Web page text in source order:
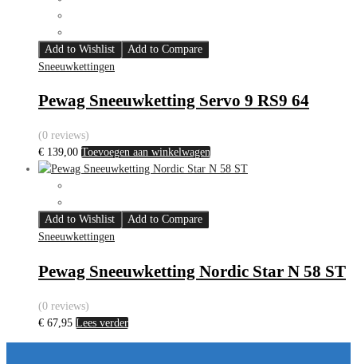
Add to Wishlist
Add to Compare
Sneeuwkettingen
Pewag Sneeuwketting Servo 9 RS9 64
(0 reviews)
€ 139,00 Toevoegen aan winkelwagen
Add to Wishlist
Add to Compare
Sneeuwkettingen
Pewag Sneeuwketting Nordic Star N 58 ST
(0 reviews)
€ 67,95 Lees verder